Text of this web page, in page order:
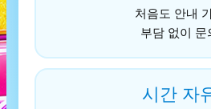
처음도 안내
부담 없이 문
시간 자